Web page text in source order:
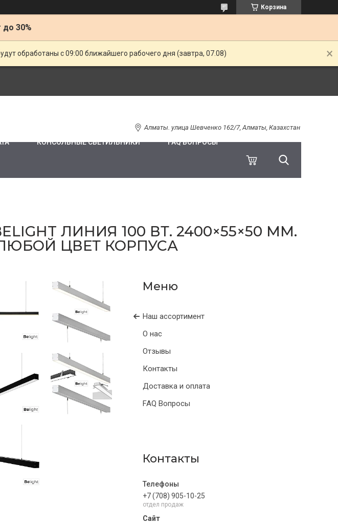
Корзина
до 30%
обработаны с 09:00 ближайшего рабочего дня (завтра, 07.08)
Алматы. улица Шевченко 162/7, Алматы, Казахстан
КОНСОЛЬНЫЕ СВЕТИЛЬНИКИ FAQ ВОПРОСЫ
ЛИНИЯ 100 ВТ. 2400×55×50 ММ.
ЛЮБОЙ ЦВЕТ КОРПУСА
Наш ассортимент
О нас
Отзывы
Контакты
Доставка и оплата
FAQ Вопросы
Контакты
+7 (708) 905-10-25
отдел продаж